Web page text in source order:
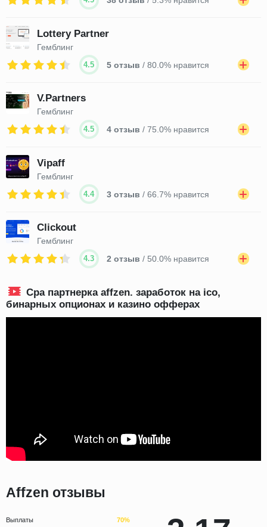
Lottery Partner
Гемблинг
4.5 5 отзыв / 80.0% нравится
V.Partners
Гемблинг
4.5 4 отзыв / 75.0% нравится
Vipaff
Гемблинг
4.4 3 отзыв / 66.7% нравится
Clickout
Гемблинг
4.3 2 отзыв / 50.0% нравится
Cpa партнерка affzen. заработок на ico,
бинарных опционах и казино офферах
Affzen отзывы
Выплаты